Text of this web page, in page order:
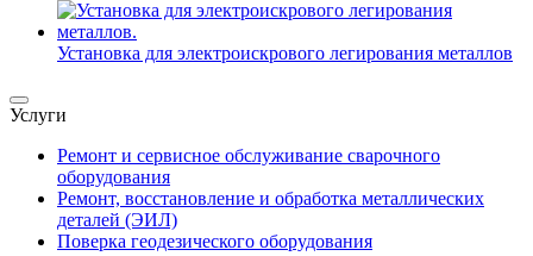
Установка для электроискрового легирования металлов
Услуги
Ремонт и сервисное обслуживание сварочного
оборудования
Ремонт, восстановление и обработка металлических
деталей (ЭИЛ)
Поверка геодезического оборудования